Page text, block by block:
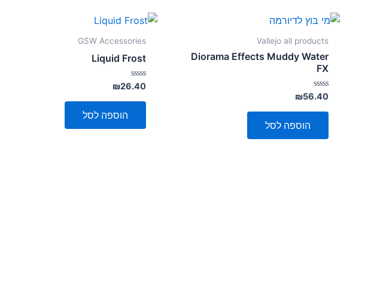
Vallejo all products
Diorama Effects Muddy Water
FX
דורג
0
מתוך
₪56.40
הוספה לסל
GSW Accessories
Liquid Frost
דורג
0
מתוך
₪26.40
הוספה לסל